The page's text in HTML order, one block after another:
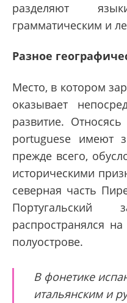
разделяют
грамматическим и
Разное
Место, в котором
оказывает
развитие.
portuguese имеют
прежде всего,
историческими
северная часть
распространялся
полуострове.
В фонетике
итальянским и